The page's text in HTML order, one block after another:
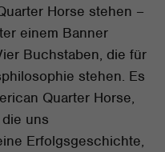
Horse stehen –
einem Banner
Buchstaben, die für
stehen. Es
Quarter Horse,
uns
Erfolgsgeschichte,